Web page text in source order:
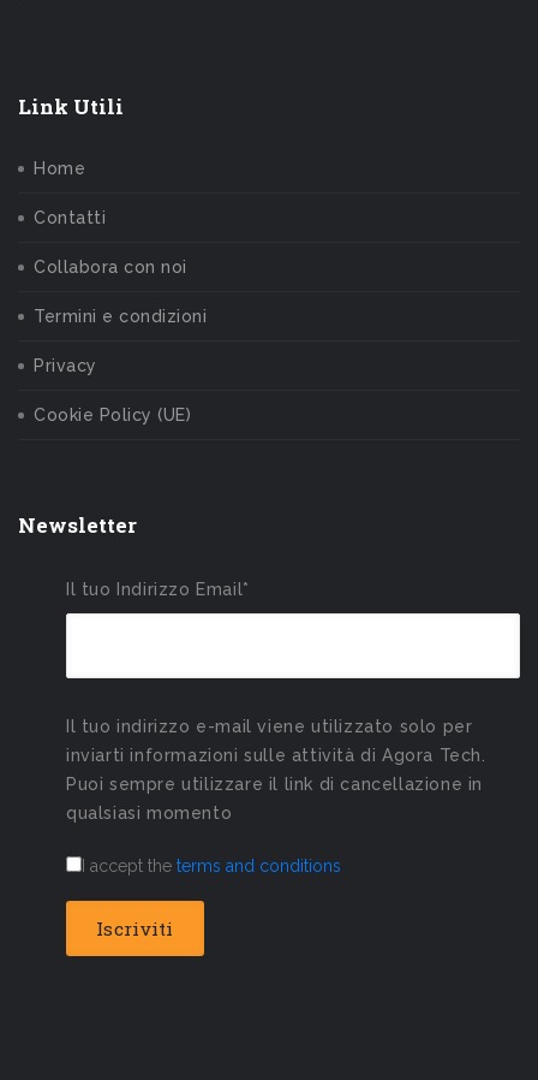
Link Utili
Home
Contatti
Collabora con noi
Termini e condizioni
Privacy
Cookie Policy (UE)
Newsletter
Il tuo Indirizzo Email*
Il tuo indirizzo e-mail viene utilizzato solo per
inviarti informazioni sulle attività di Agora Tech.
Puoi sempre utilizzare il link di cancellazione in
qualsiasi momento
I accept the terms and conditions